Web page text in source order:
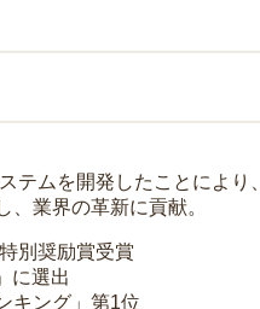
テムを開発したことによ
業界の革新に貢献。
別奨励賞受賞
に選出
キング」第1位